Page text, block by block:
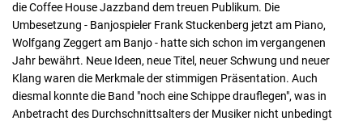
die Coffee House Jazzband dem treuen Publikum. Die
Umbesetzung - Banjospieler Frank Stuckenberg jetzt am Piano,
Wolfgang Zeggert am Banjo - hatte sich schon im vergangenen
Jahr bewährt. Neue Ideen, neue Titel, neuer Schwung und neuer
Klang waren die Merkmale der stimmigen Präsentation. Auch
diesmal konnte die Band "noch eine Schippe drauflegen", was in
Anbetracht des Durchschnittsalters der Musiker nicht unbedingt